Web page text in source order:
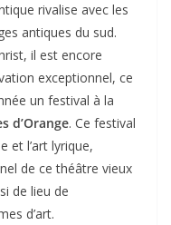
rivalise avec les
antiques du sud.
il est encore
exceptionnel, ce
un festival à la
d’Orange. Ce festival
et l’art lyrique,
de ce théâtre vieux
de lieu de
d’art.